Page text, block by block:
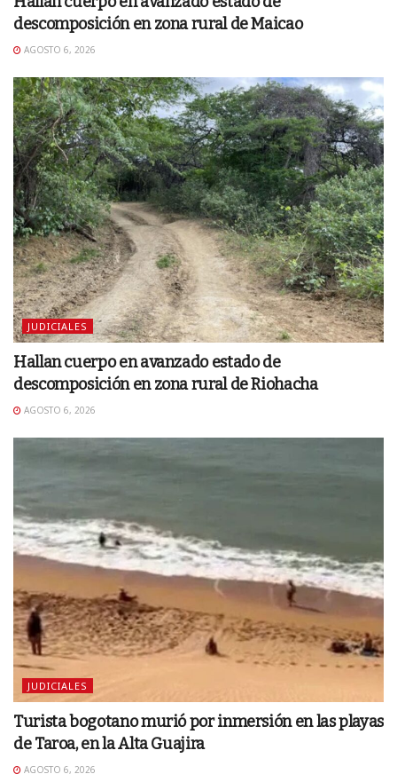
descomposición en zona rural de Maicao
AGOSTO 6, 2026
JUDICIALES
Hallan cuerpo en avanzado estado de
descomposición en zona rural de Riohacha
AGOSTO 6, 2026
JUDICIALES
Turista bogotano murió por inmersión en las playas
de Taroa, en la Alta Guajira
AGOSTO 6, 2026